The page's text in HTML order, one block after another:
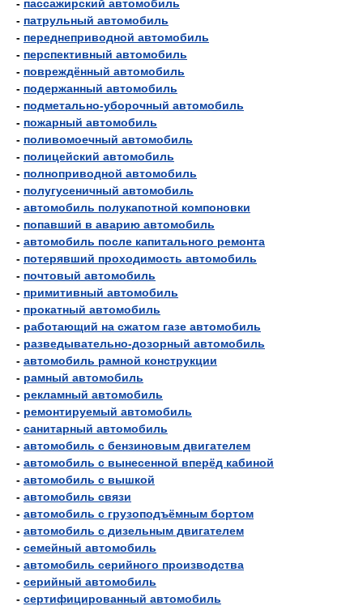
- пассажирский автомобиль
- патрульный автомобиль
- переднеприводной автомобиль
- перспективный автомобиль
- повреждённый автомобиль
- подержанный автомобиль
- подметально-уборочный автомобиль
- пожарный автомобиль
- поливомоечный автомобиль
- полицейский автомобиль
- полноприводной автомобиль
- полугусеничный автомобиль
- автомобиль полукапотной компоновки
- попавший в аварию автомобиль
- автомобиль после капитального ремонта
- потерявший проходимость автомобиль
- почтовый автомобиль
- примитивный автомобиль
- прокатный автомобиль
- работающий на сжатом газе автомобиль
- разведывательно-дозорный автомобиль
- автомобиль рамной конструкции
- рамный автомобиль
- рекламный автомобиль
- ремонтируемый автомобиль
- санитарный автомобиль
- автомобиль с бензиновым двигателем
- автомобиль с вынесенной вперёд кабиной
- автомобиль с вышкой
- автомобиль связи
- автомобиль с грузоподъёмным бортом
- автомобиль с дизельным двигателем
- семейный автомобиль
- автомобиль серийного производства
- серийный автомобиль
- сертифицированный автомобиль